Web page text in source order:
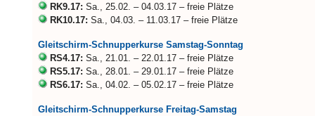
RK9.17: Sa., 25.02. – 04.03.17 – freie Plätze
RK10.17: Sa., 04.03. – 11.03.17 – freie Plätze
Gleitschirm-Schnupperkurse Samstag-Sonntag
RS4.17: Sa., 21.01. – 22.01.17 – freie Plätze
RS5.17: Sa., 28.01. – 29.01.17 – freie Plätze
RS6.17: Sa., 04.02. – 05.02.17 – freie Plätze
Gleitschirm-Schnupperkurse Freitag-Samstag